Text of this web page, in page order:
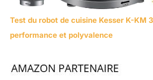
Test du robot de cuisine Kesser K-KM
performance et polyvalence